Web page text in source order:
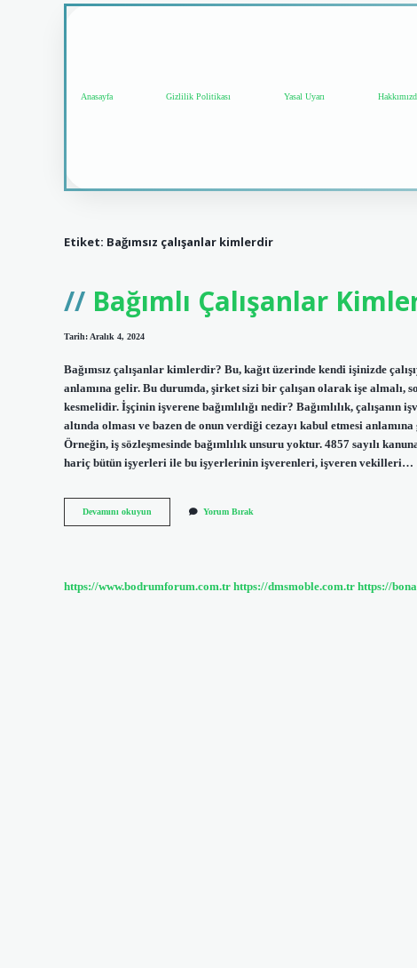
Anasayfa Gizlilik Politikası Yasal Uyarı
Etiket: Bağımsız çalışanlar kimlerdir
Bağımlı Çalışanlar
Tarih: Aralık 4, 2024
Bağımsız çalışanlar kimlerdir? Bu, kağıt üzerinde kendi işinizde
anlamına gelir. Bu durumda, şirket sizi bir çalışan olarak işe almalı,
kesmelidir. İşçinin işverene bağımlılığı nedir? Bağımlılık,
altında olması ve bazen de onun verdiği cezayı kabul etmesi
Örneğin, iş sözleşmesinde bağımlılık unsuru yoktur. 4857 sayılı
hariç bütün işyerleri ile bu işyerlerinin işverenleri, işveren vekilleri…
Devamını okuyun
Çalışanlar
Yorum Bırak
https://www.bodrumforum.com.tr https://dmsmoble.com.tr https://